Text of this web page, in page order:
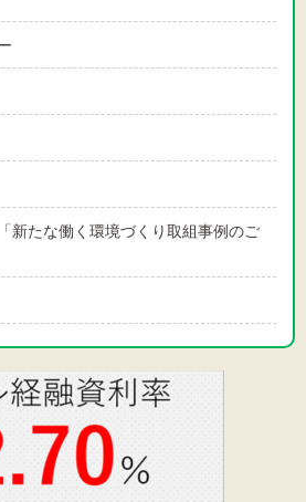
新たな働く環境づくり取組事例のご